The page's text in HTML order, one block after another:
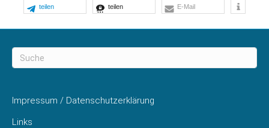
teilen teilen E-Mail
Impressum / Datenschutzerklärung
Links